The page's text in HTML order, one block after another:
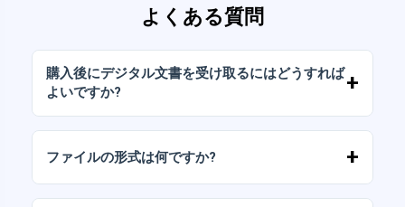
よくある質問
購入後にデジタル文書を受け取るにはどうすれば
よいですか?
イルをダウンロードできます。
ファイルの形式は何ですか?